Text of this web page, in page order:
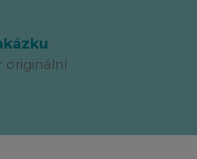
originální